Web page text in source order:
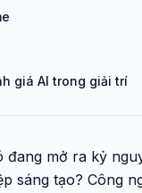
giá AI trong giải trí
đang mở ra kỷ
sáng tạo? Công